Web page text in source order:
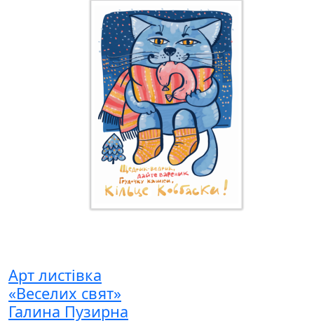
Арт листівка
«Веселих свят»
Галина Пузирна